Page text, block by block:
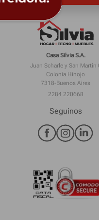
Casa Silvia S.A.
Juan Scharle y San Martín
Colonia Hinojo
7318-Buenos Aires
2284 220668
Seguinos